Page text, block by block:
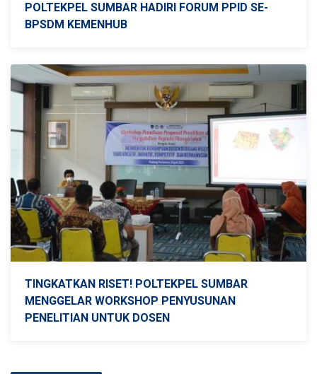
POLTEKPEL SUMBAR HADIRI FORUM PPID SE-
BPSDM KEMENHUB
TINGKATKAN RISET! POLTEKPEL SUMBAR
MENGGELAR WORKSHOP PENYUSUNAN
PENELITIAN UNTUK DOSEN